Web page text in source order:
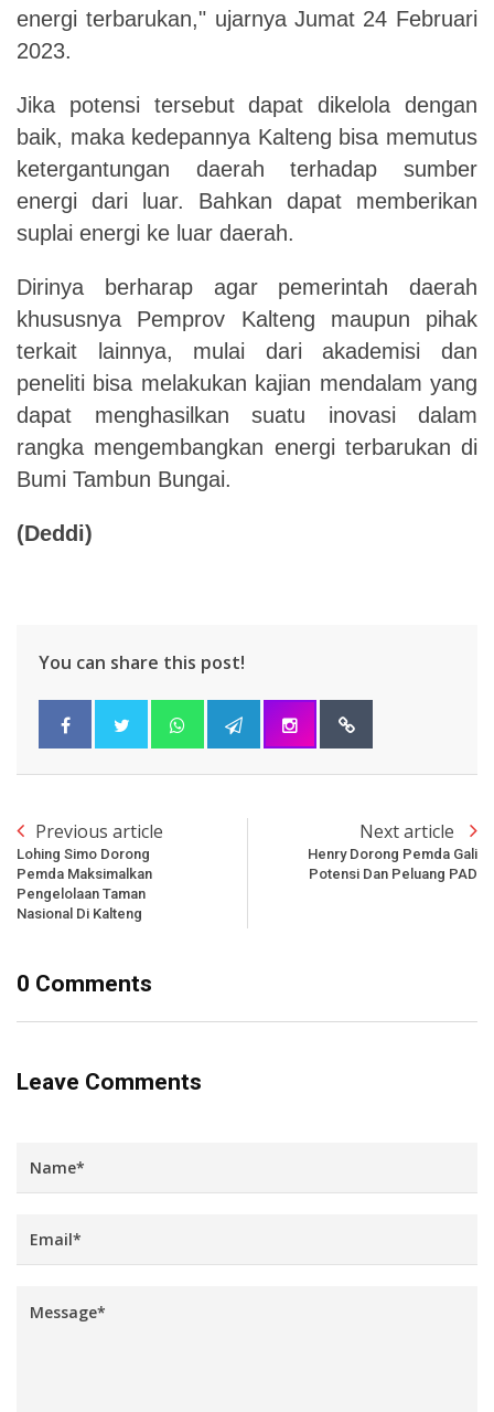
energi terbarukan," ujarnya Jumat 24 Februari
2023.
Jika potensi tersebut dapat dikelola dengan
baik, maka kedepannya Kalteng bisa memutus
ketergantungan daerah terhadap sumber
energi dari luar. Bahkan dapat memberikan
suplai energi ke luar daerah.
Dirinya berharap agar pemerintah daerah
khususnya Pemprov Kalteng maupun pihak
terkait lainnya, mulai dari akademisi dan
peneliti bisa melakukan kajian mendalam yang
dapat menghasilkan suatu inovasi dalam
rangka mengembangkan energi terbarukan di
Bumi Tambun Bungai.
(Deddi)
You can share this post!
Previous article
Lohing Simo Dorong
Pemda Maksimalkan
Pengelolaan Taman
Nasional Di Kalteng
Next article
Henry Dorong Pemda Gali
Potensi Dan Peluang PAD
0 Comments
Leave Comments